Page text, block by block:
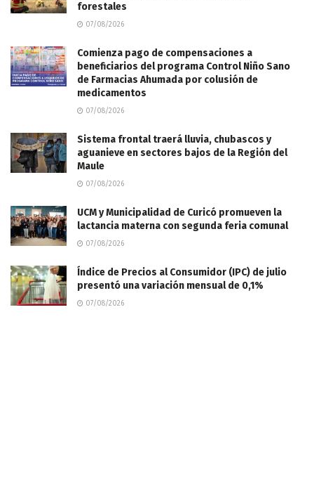
forestales
07/08/2026
Comienza pago de compensaciones a
beneficiarios del programa Control Niño Sano
de Farmacias Ahumada por colusión de
medicamentos
07/08/2026
Sistema frontal traerá lluvia, chubascos y
aguanieve en sectores bajos de la Región del
Maule
07/08/2026
UCM y Municipalidad de Curicó promueven la
lactancia materna con segunda feria comunal
07/08/2026
Índice de Precios al Consumidor (IPC) de julio
presentó una variación mensual de 0,1%
07/08/2026